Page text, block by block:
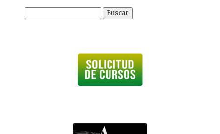
Buscar: